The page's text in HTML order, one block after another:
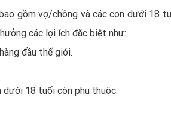
gồm vợ/chồng và các con dưới 18
các lợi ích đặc biệt như:
đầu thế giới.
18 tuổi còn phụ thuộc.